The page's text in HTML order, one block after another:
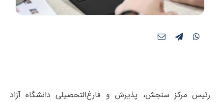
رئیس مرکز سنجش، پذیرش و فارغ‌التحصیلی دانشگاه آزاد